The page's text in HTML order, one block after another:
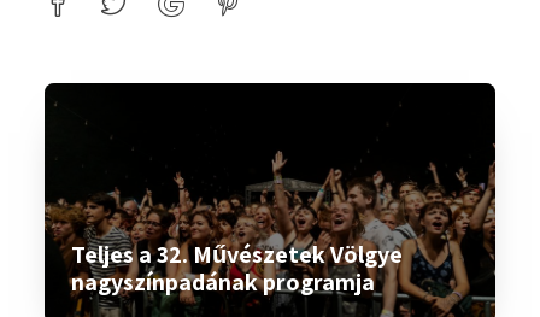
Teljes a 32. Művészetek Völgye
nagyszínpadának programja